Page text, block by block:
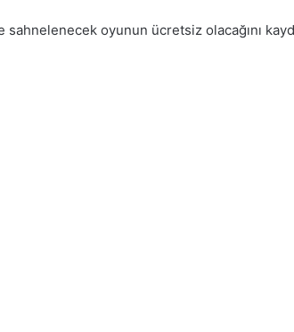
sahnelenecek oyunun ücretsiz olacağını